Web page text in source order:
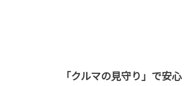
「クルマの見守り」で安心